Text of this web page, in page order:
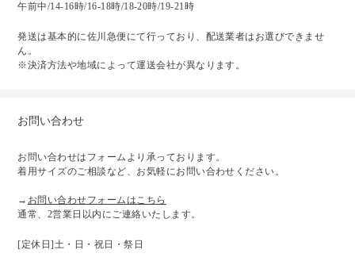
午前中/14-16時/16-18時/18-20時/19-21時
発送は基本的に佐川急便にて行っており、配送業者はお選びできませ
ん。
※決済方法や地域によって運送会社が異なります。
お問い合わせ
お問い合わせはフォームより承っております。
着用サイズのご相談など、お気軽にお問い合わせください。
→ お問い合わせフォームはこちら
通常、2営業日以内にご連絡いたします。
[定休日]土・日・祝日・祭日